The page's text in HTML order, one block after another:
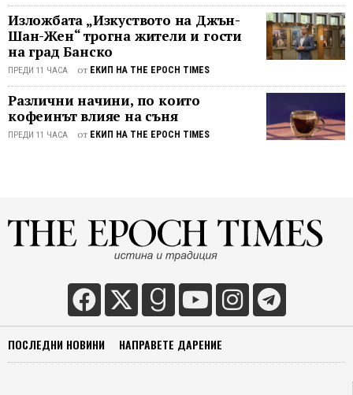
като
тази
истина
си,
че
Изложбата „Изкуството на Джън-
Шан-Жен“ трогна жители и гости
на град Банско
ПРЕДИ 11 ЧАСА от ЕКИП НА THE EPOCH TIMES
Различни начини, по които
кофеинът влияе на съня
ПРЕДИ 11 ЧАСА от ЕКИП НА THE EPOCH TIMES
ПОСЛЕДНИ НОВИНИ НАПРАВЕТЕ ДАРЕНИЕ